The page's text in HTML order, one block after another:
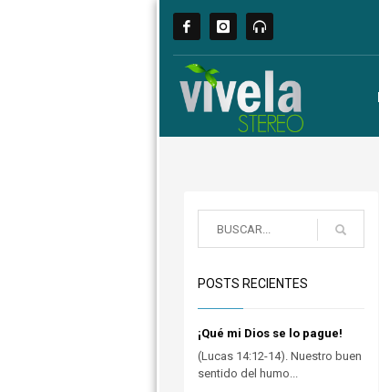
POSTS RECIENTES
¡Qué mi Dios se lo pague!
(Lucas 14:12-14). Nuestro buen
sentido del humo...